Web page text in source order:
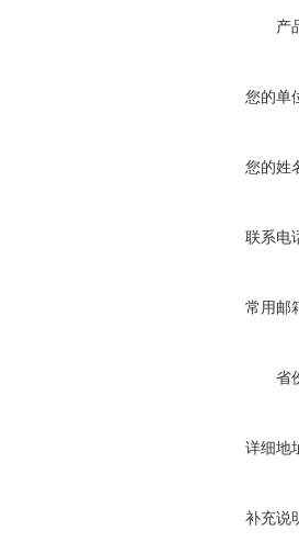
产
您的单
您的姓
联系电
常用邮
省
详细地
补充说